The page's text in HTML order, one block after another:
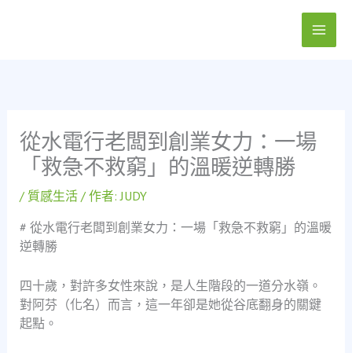
從水電行老闆到創業女力：一場
「救急不救窮」的溫暖逆轉勝
/ 質感生活/ 作者:JUDY
# 從水電行老闆到創業女力：一場「救急不救窮」的溫暖
逆轉勝
四十歲，對許多女性來說，是人生階段的一道分水嶺。
對阿芬（化名）而言，這一年卻是她從谷底翻身的關鍵
起點。